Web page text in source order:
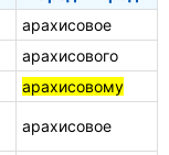
арахисовое
арахисового
арахисовому
арахисовое